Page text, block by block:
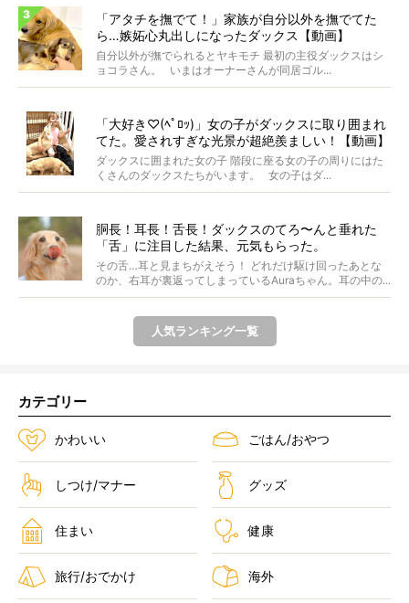
「アタチを撫でて！」家族が自分以外を撫でてた
ら…嫉妬心丸出しになったダックス【動画】
自分以外が撫でられるとヤキモチ 最初の主役ダックスはシ
ョコラさん。 いまはオーナーさんが同居ゴル...
「大好き♡(ﾍﾟﾛｯ)」女の子がダックスに取り囲まれ
てた。愛されすぎな光景が超絶羨ましい！【動画】
ダックスに囲まれた女の子 階段に座る女の子の周りにはた
くさんのダックスたちがいます。 女の子はダ...
胴長！耳長！舌長！ダックスのてろ〜んと垂れた
「舌」に注目した結果、元気もらった。
その舌…耳と見まちがえそう！ どれだけ駆け回ったあとな
のか、右耳が裏返ってしまっているAuraちゃん。耳の中の...
人気ランキング一覧
カテゴリー
かわいい ごはん/おやつ
しつけ/マナー グッズ
住まい 健康
旅行/おでかけ 海外